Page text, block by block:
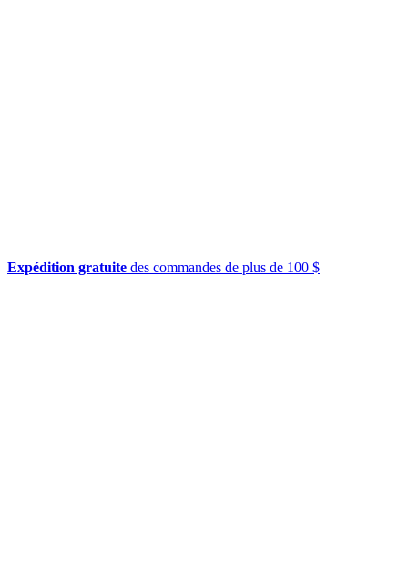
Expédition gratuite des commandes de plus de 100 $